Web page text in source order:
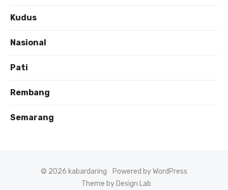
Kudus
Nasional
Pati
Rembang
Semarang
© 2026 kabardaring
Powered by WordPress
Theme by Design Lab